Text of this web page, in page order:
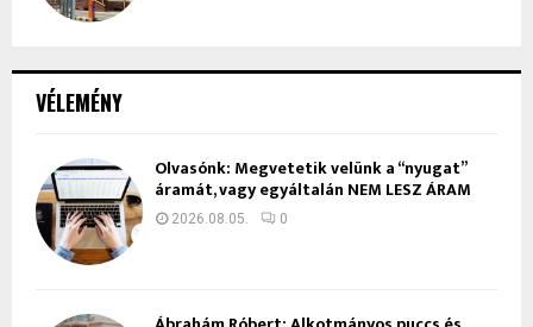
VÉLEMÉNY
Olvasónk: Megvetetik velünk a “nyugat”
áramát, vagy egyáltalán NEM LESZ ÁRAM
2026.08.05. 0